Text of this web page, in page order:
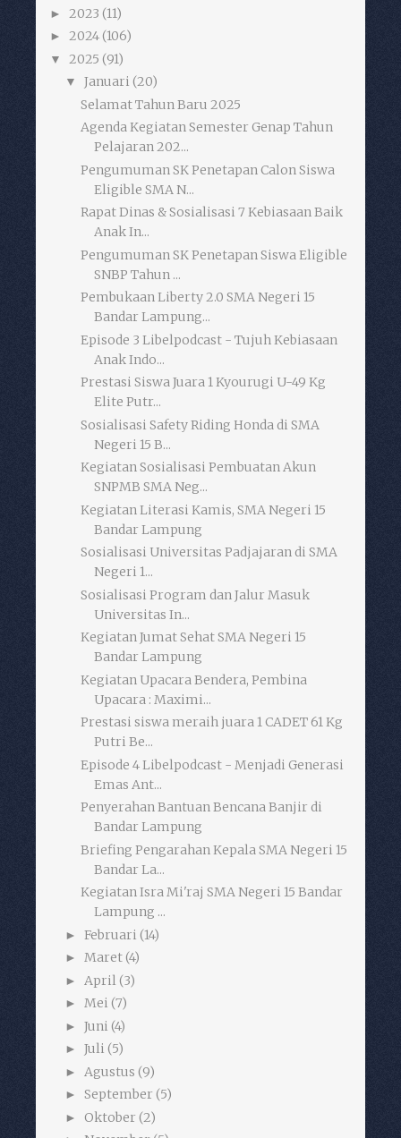
► 2023 (11)
► 2024(106)
▼ 2025 (91)
▼ Januari (20)
Selamat Tahun Baru 2025
Agenda Kegiatan Semester Genap Tahun
Pelajaran 202...
Pengumuman SK Penetapan Calon Siswa
Eligible SMA N...
Rapat Dinas & Sosialisasi 7 Kebiasaan Baik
Anak In...
Pengumuman SK Penetapan Siswa Eligible
SNBP Tahun ...
Pembukaan Liberty 2.0 SMA Negeri 15
Bandar Lampung...
Episode 3 Libelpodcast - Tujuh Kebiasaan
Anak Indo...
Prestasi Siswa Juara 1 Kyourugi U-49 Kg
Elite Putr...
Sosialisasi Safety Riding Honda di SMA
Negeri 15 B...
Kegiatan Sosialisasi Pembuatan Akun
SNPMB SMA Neg...
Kegiatan Literasi Kamis, SMA Negeri 15
Bandar Lampung
Sosialisasi Universitas Padjajaran di SMA
Negeri 1...
Sosialisasi Program dan Jalur Masuk
Universitas In...
Kegiatan Jumat Sehat SMA Negeri 15
Bandar Lampung
Kegiatan Upacara Bendera, Pembina
Upacara : Maximi...
Prestasi siswa meraih juara 1 CADET 61 Kg
Putri Be...
Episode 4 Libelpodcast - Menjadi Generasi
Emas Ant...
Penyerahan Bantuan Bencana Banjir di
Bandar Lampung
Briefing Pengarahan Kepala SMA Negeri 15
Bandar La...
Kegiatan Isra Mi'raj SMA Negeri 15 Bandar
Lampung ...
► Februari (14)
► Maret(4)
► April (3)
► Mei (7)
► Juni (4)
► Juli (5)
► Agustus (9)
► September (5)
► Oktober (2)